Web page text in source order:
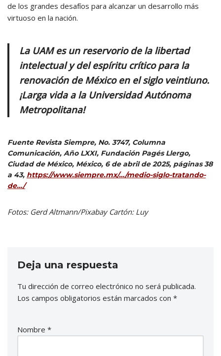
de los grandes desafíos para alcanzar un desarrollo más
virtuoso en la nación.
La UAM es un reservorio de la libertad
intelectual y del espíritu crítico para la
renovación de México en el siglo veintiuno.
¡Larga vida a la Universidad Autónoma
Metropolitana!
FuenteRevista Siempre, No. 3747, Columna
Comunicación, Año LXXI, Fundación Pagés Llergo,
Ciudad de México, México, 6 de abril de 2025, páginas 38
a 43, https://www.siempre.mx/…/medio-siglo-tratando-
de…/
Fotos: Gerd Altmann/Pixabay Cartón: Luy
Deja una respuesta
Tu dirección de correo electrónico no será publicada.
Los campos obligatorios están marcados con *
Nombre *